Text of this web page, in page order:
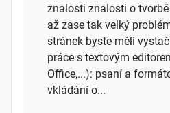
znalosti znalosti o
až zase tak velký
stránek byste měli
práce s textovým
Office,...): psaní a
vkládání o...